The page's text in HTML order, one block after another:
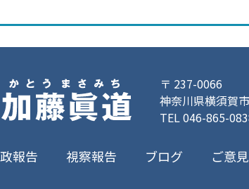
〒 237-0066
神奈川県横須賀
TEL 046-865-
報告 視察報告 ブログ ご意